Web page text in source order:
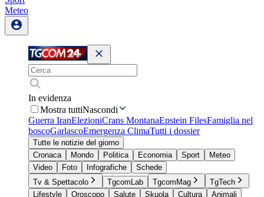
Meteo
In evidenza
Mostra tuttiNascondi
Guerra IranElezioniCrans MontanaEpstein FilesFamiglia nel
boscoGarlascoEmergenza ClimaTutti i dossier
Tutte le notizie del giorno
Cronaca
Mondo Politica Economia Sport
Meteo
Video
Foto Infografiche
Schede
Tv & Spettacolo
TgcomLab TgcomMag
TgTech
Lifestyle
Oroscopo Salute Skuola Cultura
Animali